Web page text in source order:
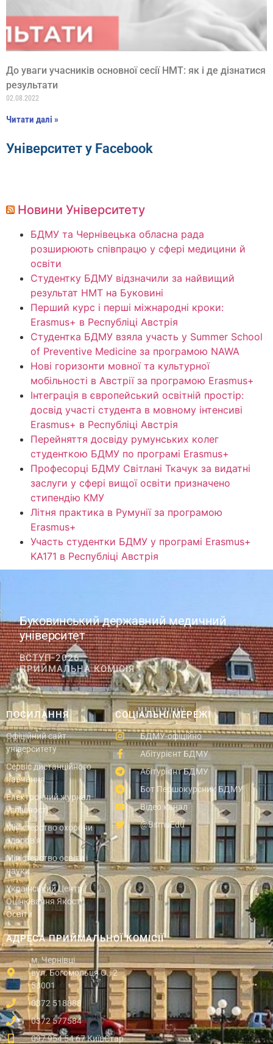
До уваги учасників основної сесії НМТ: як і де дізнатися
результати
02.08.2022
Читати далі »
Університет у Facebook
Новини Університету
БДМУ та Чернівецька обласна рада
розширюють співпрацю у сфері медицини й
освіти
Студентку БДМУ відзначили за найвищий
результат НМТ на Буковині
Перший курс і перші міжнародні кроки:
Erasmus+ в Республіці Австрія
Студентка БДМУ взяла участь у Summer School
of Preventive Medicine за програмою NAWA
Нові горизонти мовної та культурної
мобільності в Австрії за програмою Erasmus+
Інтеграція в європейський освітній простір:
досвід участі студента в мовному інтенсиві
Erasmus+ в Республіці Австрія
Перейняття досвіду румунських колег
студенткою БДМУ по програмі Erasmus+
Професорці БДМУ Світлані Ткачук за видатні
заслуги у сфері вищої освіти призначено
стипендію КМУ
Літня практика в Румунії за програмою
Erasmus+
Участь студентки БДМУ у програмі Erasmus+
KA171 в Республіці Австрія
АДРЕСА ПРИЙМАЛЬНОЇ КОМІСІЇ
м. Чернівці
вул. Богомольця О., 2
58001
0372 518888
0372 577584
097 954 54 67 КиївСтар
СОЦІАЛЬНІ МЕРЕЖІ
БДМУ-офіційно
Абітурієнт БДМУ
Абітурієнт БДМУ
Бот Першокурсник БДМУ
Відео канал
@BsmuEdu
ПОСИЛАННЯ
Офіційний сайт
університету
Сервіс дистанційного
навчання
Електронний журнал
успішності
Міністерство охорони
здоров'я
Міністерство освіти і
науки
Український Центр
Оцінювання Якості
Освіти
Буковинський державний медичний
університет
ВСТУП-2026.
ПРИЙМАЛЬНА КОМІСІЯ